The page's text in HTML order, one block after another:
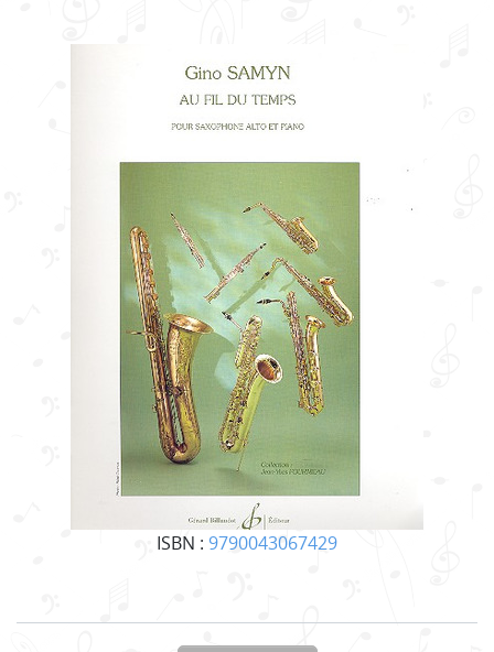
ISBN : 9790043067429